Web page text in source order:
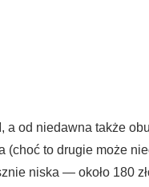
od niedawna także
to drugie może
niska — około 180